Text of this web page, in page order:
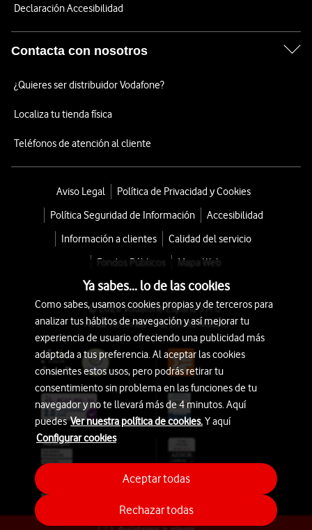
Declaración Accesibilidad
Contacta con nosotros
¿Quieres ser distribuidor Vodafone?
Localiza tu tienda física
Teléfonos de atención al cliente
Aviso Legal
Política de Privacidad y Cookies
Política Seguridad de Información
Accesibilidad
Información a clientes
Calidad del servicio
Fondos Públicos
Mapa Web
© 2026 Vodafone España S.A.U.
Avda. América 115, 28042 Madrid
Ya sabes... lo de las cookies
Como sabes, usamos cookies propias y de terceros para
analizar tus hábitos de navegación y así mejorar tu
experiencia de usuario ofreciendo una publicidad más
adaptada a tus preferencia. Al aceptar las cookies
consientes estos usos, pero podrás retirar tu
consentimiento sin problema en las funciones de tu
navegador y no te llevará más de 4 minutos. Aquí
puedesVer nuestra política de cookies.Y aquí
Configurar cookies
Rechazar todas
Aceptar todas